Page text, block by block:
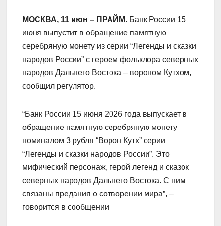
МОСКВА, 11 июн – ПРАЙМ. Банк России 15
июня выпустит в обращение памятную
серебряную монету из серии “Легенды и сказки
народов России” с героем фольклора северных
народов Дальнего Востока – вороном Кутхом,
сообщил регулятор.
“Банк России 15 июня 2026 года выпускает в
обращение памятную серебряную монету
номиналом 3 рубля “Ворон Кутх” серии
“Легенды и сказки народов России”. Это
мифический персонаж, герой легенд и сказок
северных народов Дальнего Востока. С ним
связаны предания о сотворении мира”, –
говорится в сообщении.